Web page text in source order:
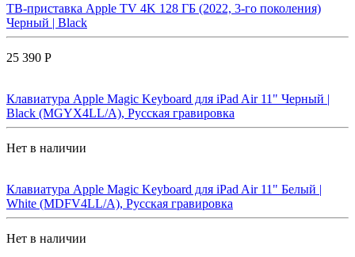
ТВ-приставка Apple TV 4K 128 ГБ (2022, 3-го поколения)
Черный | Black
25 390 Р
Клавиатура Apple Magic Keyboard для iPad Air 11" Черный |
Black (MGYX4LL/A), Русская гравировка
Нет в наличии
Клавиатура Apple Magic Keyboard для iPad Air 11" Белый |
White (MDFV4LL/A), Русская гравировка
Нет в наличии